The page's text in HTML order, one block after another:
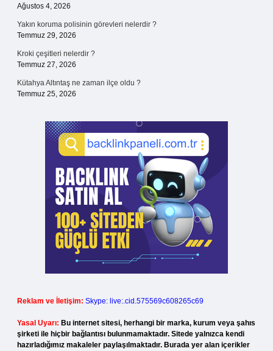
Ağustos 4, 2026
Yakın koruma polisinin görevleri nelerdir ?
Temmuz 29, 2026
Kroki çeşitleri nelerdir ?
Temmuz 27, 2026
Kütahya Altıntaş ne zaman ilçe oldu ?
Temmuz 25, 2026
Reklam ve İletişim: Skype: live:.cid.575569c608265c69
Yasal Uyarı: Bu internet sitesi, herhangi bir marka, kurum veya şahıs
şirketi ile hiçbir bağlantısı bulunmamaktadır. Sitede yalnızca kendi
hazırladığımız makaleler paylaşılmaktadır. Burada yer alan içerikler